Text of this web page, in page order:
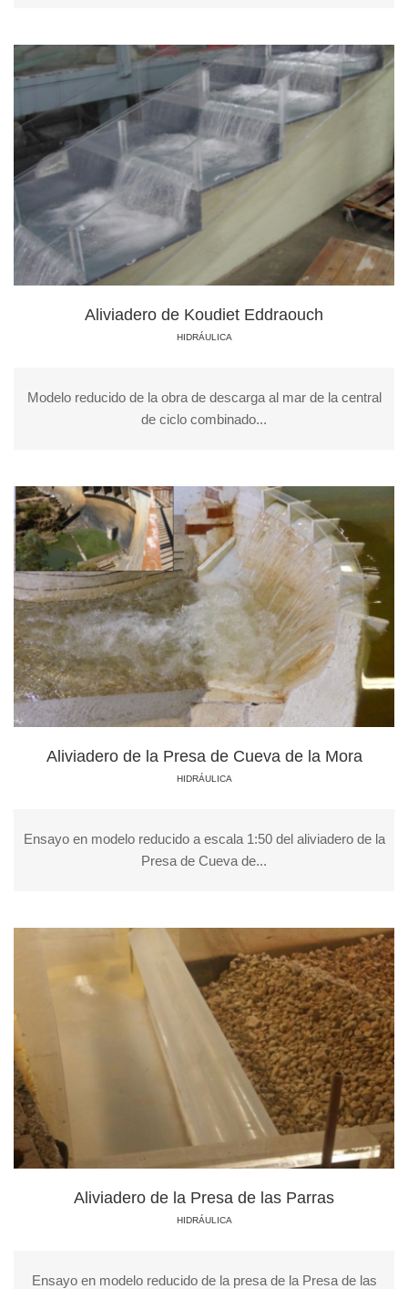
Aliviadero de Koudiet Eddraouch
HIDRÁULICA
Modelo reducido de la obra de descarga al mar de la central
de ciclo combinado...
Aliviadero de la Presa de Cueva de la Mora
HIDRÁULICA
Ensayo en modelo reducido a escala 1:50 del aliviadero de la
Presa de Cueva de...
Aliviadero de la Presa de las Parras
HIDRÁULICA
Ensayo en modelo reducido de la presa de la Presa de las